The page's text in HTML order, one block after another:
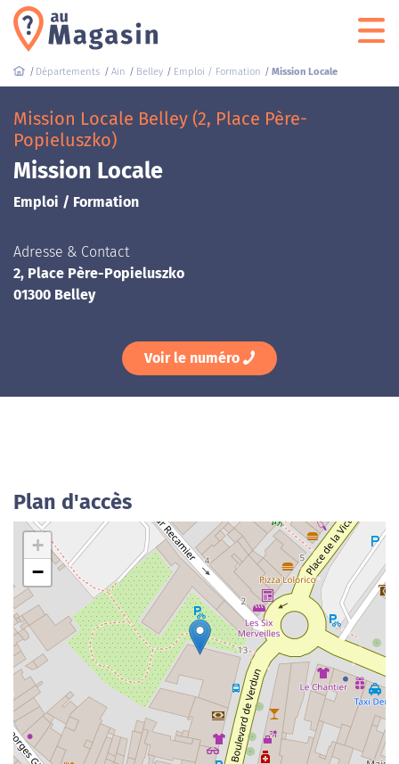
Départements Ain Belley Emploi / Formation Mission Locale
Mission Locale Belley (2, Place Père-
Popieluszko)
Mission Locale
Emploi / Formation
Adresse & Contact
2, Place Père-Popieluszko
01300 Belley
Voir le numéro
Plan d'accès
+
−